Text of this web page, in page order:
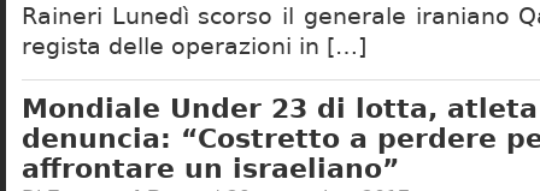
Raineri Lunedì scorso il generale iraniano
regista delle operazioni in […]
Mondiale Under 23 di lotta,
denuncia: “Costretto a perdere
affrontare un israeliano”